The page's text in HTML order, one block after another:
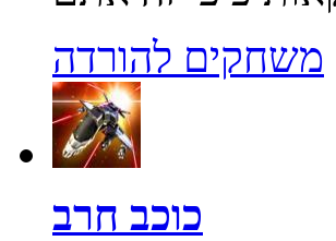
משחקים להורדה
כוכב חרב